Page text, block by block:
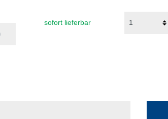
sofort lieferbar